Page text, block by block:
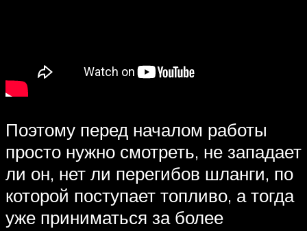
Поэтому перед началом работы
просто нужно смотреть, не западает
ли он, нет ли перегибов шланги, по
которой поступает топливо, а тогда
уже приниматься за более